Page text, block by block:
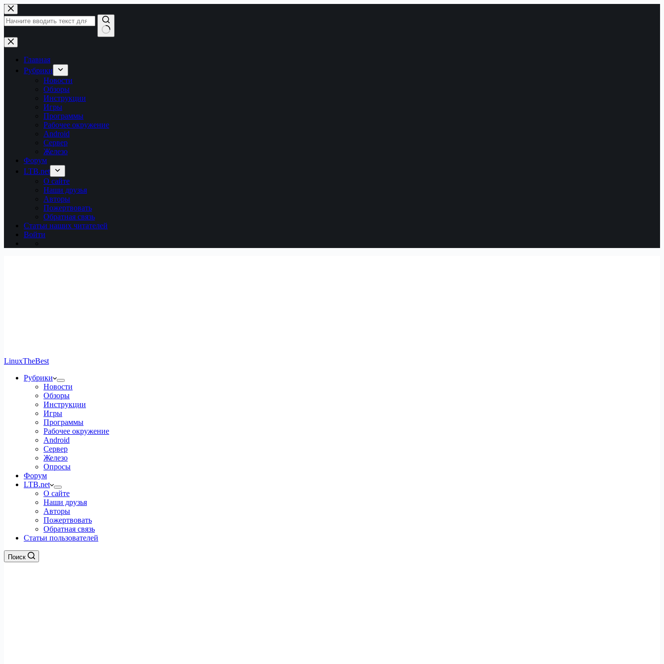
Перейти
к
сути
Ничего
не
найденоГлавная
Рубрики
Новости
Обзоры
Инструкции
Игры
Программы
Рабочее окружение
Android
Сервер
Железо
Форум
LTB.net
О сайте
Наши друзья
Авторы
Пожертвовать
Обратная связь
Статьи наших читателей
Войти
LinuxTheBest
Рубрики
Новости
Обзоры
Инструкции
Игры
Программы
Рабочее окружение
Android
Сервер
Железо
Опросы
Форум
LTB.net
О сайте
Наши друзья
Авторы
Пожертвовать
Обратная связь
Статьи пользователей
Поиск